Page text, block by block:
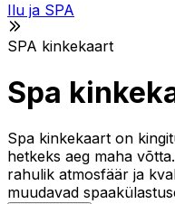
Ilu ja SPA
SPA kinkekaart
Spa
Spa kinkekaart on
hetkeks aeg maha
rahulik atmosfäär ja
muudavad